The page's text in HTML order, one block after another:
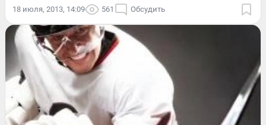
18 июля, 2013, 14:09 561 Обсудить